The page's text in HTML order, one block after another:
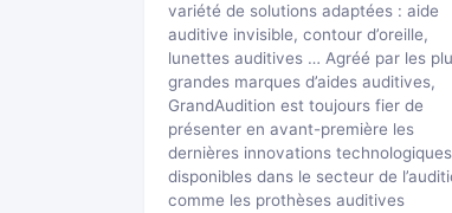
variété de solutions adaptées : aide
auditive invisible, contour d’oreille,
lunettes auditives … Agréé par les
grandes marques d’aides auditives,
GrandAudition est toujours fier de
présenter en avant-première les
dernières innovations technologiques
disponibles dans le secteur de
comme les prothèses auditives